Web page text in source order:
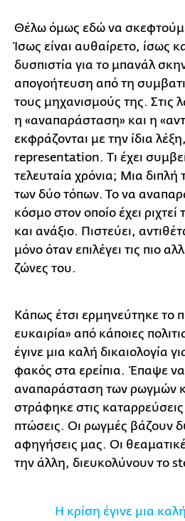
Θέλω όμως εδώ να
Ίσως είναι αυθαίρετο, ίσως
δυσπιστία για το μπανάλ
απογοήτευση από τη
τους μηχανισμούς της. Στις
η «αναπαράσταση» και η
εκφράζονται με την ίδια
representation. Τι έχει
τελευταία χρόνια; Μια
των δύο τόπων. Το να
κόσμο στον οποίο έχει ριχτεί
και ανάξιο. Πιστεύει,
μόνο όταν επιλέγει τις πιο
ζώνες του.
Κάπως έτσι ερμηνεύτηκε το
ευκαιρία» από κάποιες
έγινε μια καλή δικαιολογία
φακός στα ερείπια. Έπαψε να
αναπαράσταση των ρωγμών
στράφηκε στις καταρρεύσεις
πτώσεις. Οι ρωγμές βάζουν
αφηγήσεις μας. Οι
την άλλη, διευκολύνουν το
Η κρίση έγινε μια